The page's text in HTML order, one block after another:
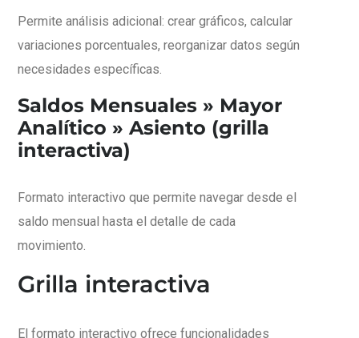
Permite análisis adicional: crear gráficos, calcular
variaciones porcentuales, reorganizar datos según
necesidades específicas.
Saldos Mensuales » Mayor
Analítico » Asiento (grilla
interactiva)
Formato interactivo que permite navegar desde el
saldo mensual hasta el detalle de cada
movimiento.
Grilla interactiva
El formato interactivo ofrece funcionalidades